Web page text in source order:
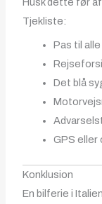
Tjekliste:
Pas til alle
Det blå
GPS eller
Konklusion
En bilferie i